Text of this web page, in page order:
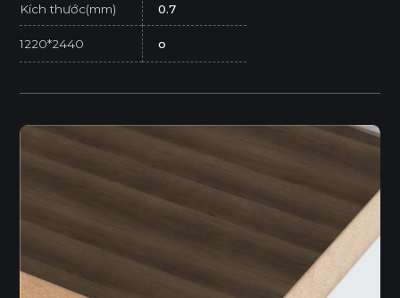
Kích thước(mm) 0.7
1220*2440 o